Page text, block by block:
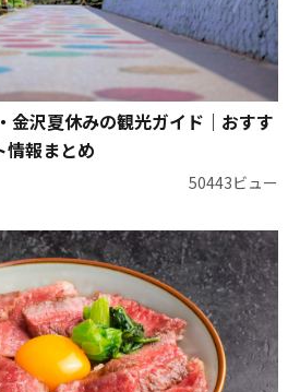
金沢夏休みの観光ガイド｜おすす
情報まとめ
50443ビュー